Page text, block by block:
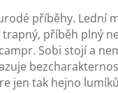
příběhy. Lední
příběh plný
Sobi stojí a
jen tak hejno